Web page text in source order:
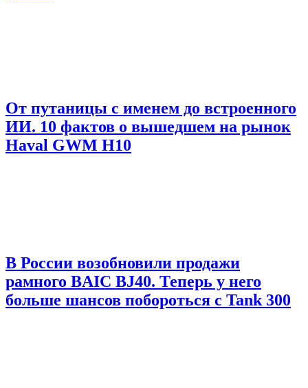
От путаницы с именем до встроенного
ИИ. 10 фактов о вышедшем на рынок
Haval GWM H10
В России возобновили продажи
рамного BAIC BJ40. Теперь у него
больше шансов побороться с Tank 300